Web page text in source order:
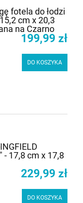
fotela do łodzi
cm x 20,3
na Czarno
199,99 zł
DO KOSZYKA
- 17,8 cm x 17,8
229,99 zł
DO KOSZYKA